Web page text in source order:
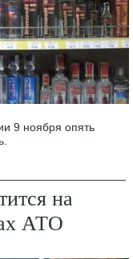
9 ноября опять
на
АТО